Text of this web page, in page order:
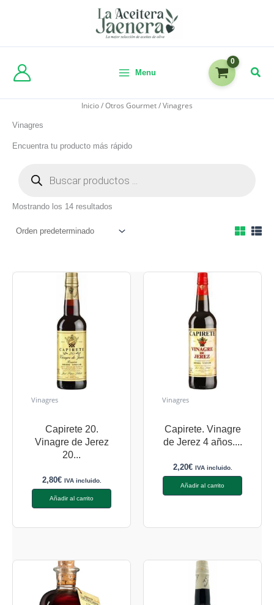
Menu
Inicio/Otros Gourmet/ Vinagres
Vinagres
Encuentra tu producto más rápido
Mostrando los 14 resultados
Vinagres
Capirete 20.
Vinagre de Jerez
20...
2,80€ IVA incluido.
Añadir al carrito
Vinagres
Capirete. Vinagre
de Jerez 4 años....
2,20€ IVA incluido.
Añadir al carrito